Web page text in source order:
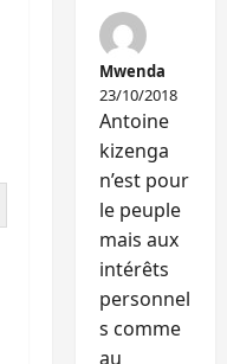
Mwenda
23/10/2018
Antoine
kizenga
n’est pour
le peuple
mais aux
intérêts
personnel
s comme
au